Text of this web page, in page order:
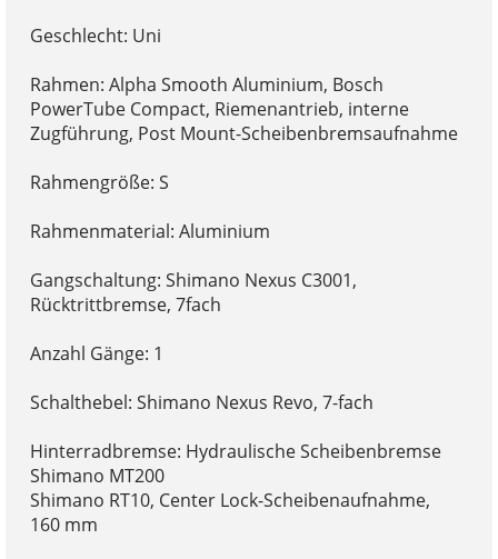
Geschlecht: Uni
Rahmen: Alpha Smooth Aluminium, Bosch
PowerTube Compact, Riemenantrieb, interne
Zugführung, Post Mount-Scheibenbremsaufnahme
Rahmengröße: S
Rahmenmaterial: Aluminium
Gangschaltung: Shimano Nexus C3001,
Rücktrittbremse, 7fach
Anzahl Gänge: 1
Schalthebel: Shimano Nexus Revo, 7-fach
Hinterradbremse: Hydraulische Scheibenbremse
Shimano MT200
Shimano RT10, Center Lock-Scheibenaufnahme,
160 mm